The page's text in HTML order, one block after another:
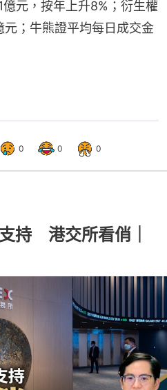
元，按年上升8%；衍生權
；牛熊證平均每日成交金
0 0 0
持 港交所看俏｜